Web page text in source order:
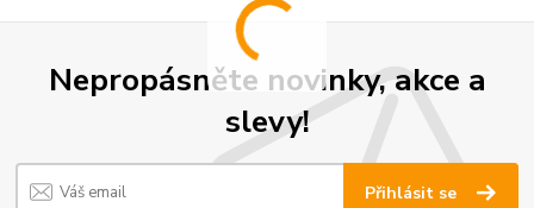
Nepropásněte novinky, akce a
slevy!
Přihlásit se